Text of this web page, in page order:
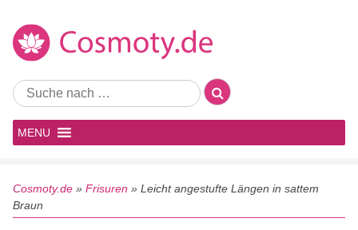
MENU
Cosmoty.de » Frisuren » Leicht angestufte Längen in sattem
Braun